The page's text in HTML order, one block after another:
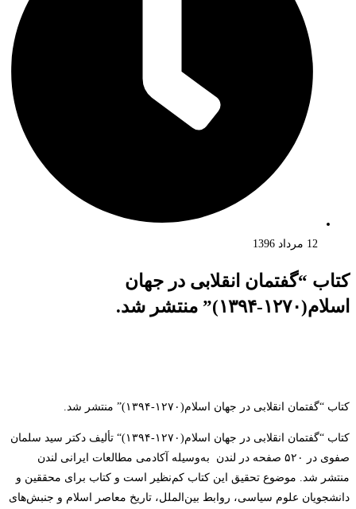
12 مرداد 1396
کتاب “گفتمان انقلابی در جهان
اسلام(۱۲۷۰-۱۳۹۴)” منتشر شد.
کتاب “گفتمان انقلابی در جهان اسلام( ۱۲۷۰-۱۳۹۴) ” منتشر شد.
کتاب “گفتمان انقلابی در جهان اسلام( ۱۲۷۰-۱۳۹۴) “ تألیف دکتر سید سلمان
صفوی در
۵۲۰ صفحه در لندن
به‌وسیله آکادمی مطالعات ایرانی لندن
منتشر شد. موضوع تحقیق این کتاب کم‌نظیر است و کتاب برای محققین و
دانشجویان علوم سیاسی، روابط بین‌الملل، تاریخ معاصر اسلام و جنبش‌های